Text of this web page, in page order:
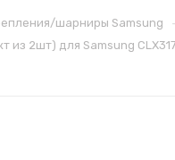
шарниры Samsung
2шт) для Samsung